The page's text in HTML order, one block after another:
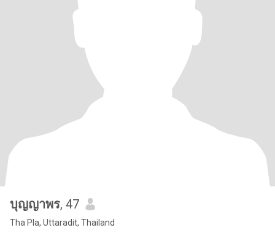
บุญญาพร, 47
Tha Pla, Uttaradit, Thailand